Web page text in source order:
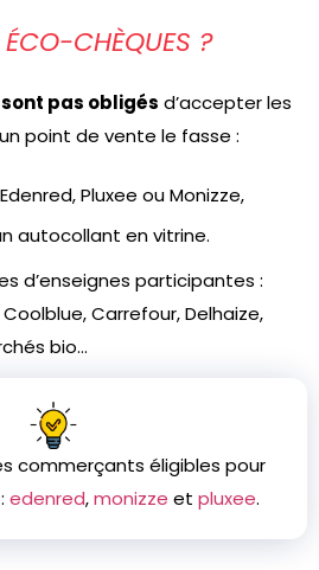
ÉCO-CHÈQUES ?
pas obligés d’accepter les
point de vente le fasse :
Pluxee ou Monizze,
autocollant en vitrine.
d’enseignes participantes :
Coolblue, Carrefour, Delhaize,
bio…
commerçants éligibles pour
edenred,monizze et pluxee.